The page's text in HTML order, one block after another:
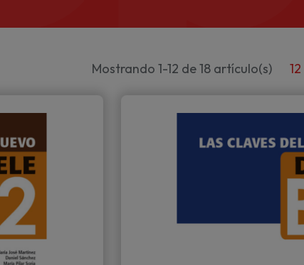
Mostrando 1-12 de 18 artículo(s) 12